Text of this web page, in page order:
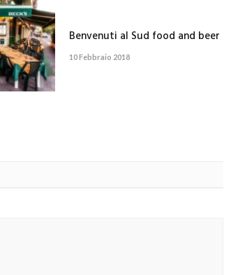
Benvenuti al Sud food and beer
10 Febbraio 2018